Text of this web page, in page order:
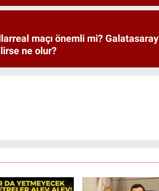
maçı önemli mi? Galatasaray
ne olur?